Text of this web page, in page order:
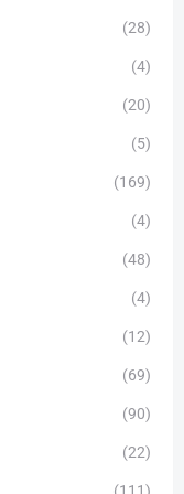
(28)
(4)
(20)
(5)
(169)
(4)
(48)
(4)
(12)
(69)
(90)
(22)